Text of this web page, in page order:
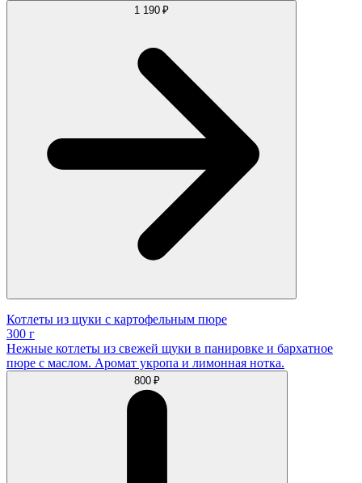
1 190 ₽
Котлеты из щуки с картофельным пюре
300 г
Нежные котлеты из свежей щуки в панировке и бархатное
пюре с маслом. Аромат укропа и лимонная нотка.
800 ₽